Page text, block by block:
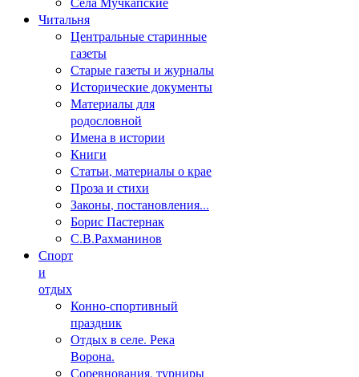
Читальня
Центральные старинные
газеты
Старые газеты и журналы
Исторические документы
Материалы для
родословной
Имена в истории
Книги
Статьи, материалы о крае
Проза и стихи
Законы, постановления...
Борис Пастернак
С.В.Рахманинов
Спорт
и
отдых
Конно-спортивный
праздник
Отдых в селе. Река
Ворона.
Соревнования, турниры